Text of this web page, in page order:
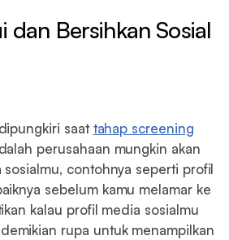
dan Bersihkan Sosial
saattahap screening
perusahaan mungkin akan
contohnya seperti profil
sebelum kamu melamar ke
kalau profil media sosialmu
rupa untuk menampilkan